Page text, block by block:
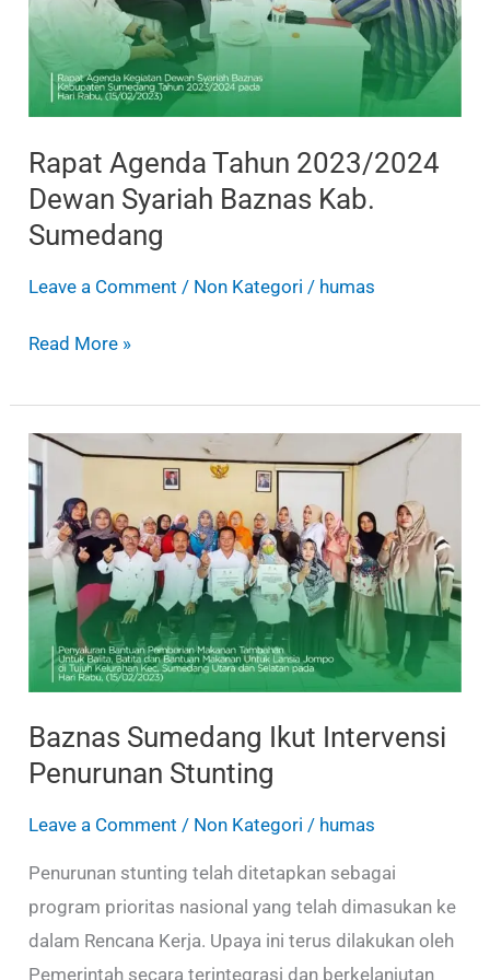
Rapat Agenda Tahun 2023/2024
Dewan Syariah Baznas Kab.
Sumedang
Leave a Comment / Non Kategori / humas
Dewan
Syariah
Baznas
Kab.
Read More »
Baznas Sumedang Ikut Intervensi
Penurunan Stunting
Leave a Comment / Non Kategori / humas
Penurunan stunting telah ditetapkan sebagai
program prioritas nasional yang telah dimasukan ke
dalam Rencana Kerja. Upaya ini terus dilakukan oleh
Pemerintah secara terintegrasi dan berkelanjutan
Baznas
Sumedang
Ikut
Intervensi
Penurunan
Stunting